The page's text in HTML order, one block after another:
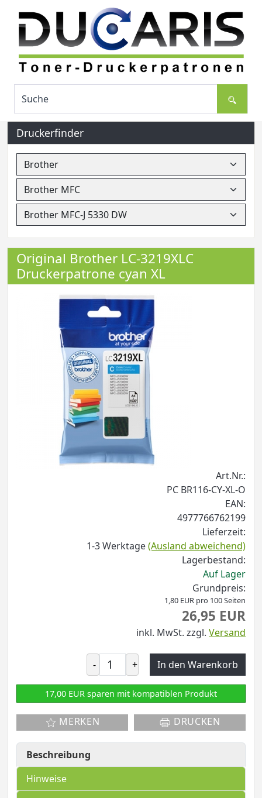
Druckerfinder
Original Brother LC-3219XLC
Druckerpatrone cyan XL
Art.Nr.:
PC BR116-CY-XL-O
EAN:
4977766762199
Lieferzeit:
1-3 Werktage(Ausland abweichend)
Lagerbestand:
Auf Lager
Grundpreis:
1,80 EUR pro 100 Seiten
26,95 EUR
inkl. MwSt. zzgl. Versand
- + In den Warenkorb
17,00 EUR sparen mit kompatiblen Produkt
MERKEN DRUCKEN
Beschreibung
Hinweise